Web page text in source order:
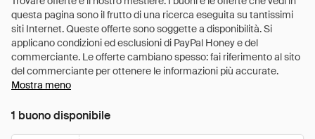
Mostra meno
1 buono disponibile